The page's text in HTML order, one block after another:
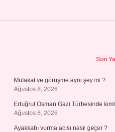
Son
Mülakat ve görüşme aynı şey mi ?
Ağustos 8, 2026
Ertuğrul Osman Gazi Türbesinde
Ağustos 6, 2026
Ayakkabı vurma acısı nasıl geçer ?